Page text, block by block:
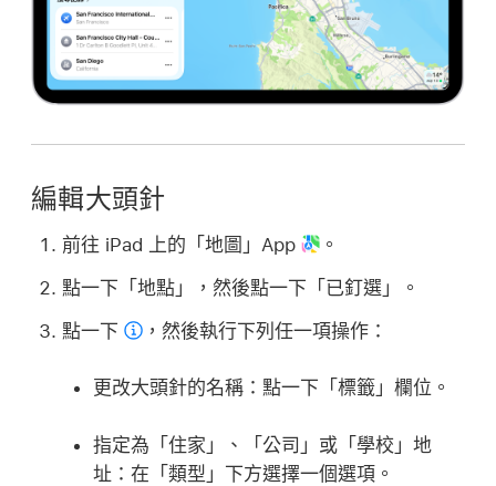
編輯大頭針
前往 iPad 上的「地圖」App
。
點一下「地點」，然後點一下「已釘選」。
點一下
，然後執行下列任一項操作：
更改大頭針的名稱：點一下「標籤」欄位。
指定為「住家」、「公司」或「學校」地
址：在「類型」下方選擇一個選項。